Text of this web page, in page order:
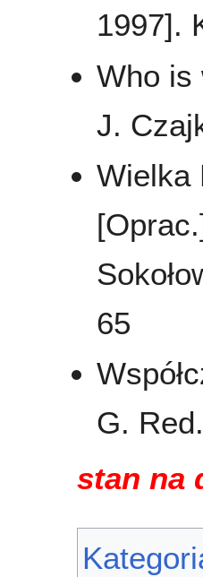
1997].
Who is
J.
Wielka
65
G.
stan na